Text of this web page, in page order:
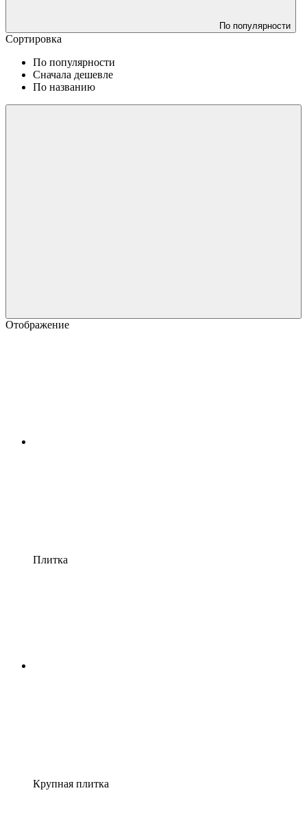
По популярности
Сортировка
По популярности
Сначала дешевле
По названию
Отображение
Плитка
Крупная плитка